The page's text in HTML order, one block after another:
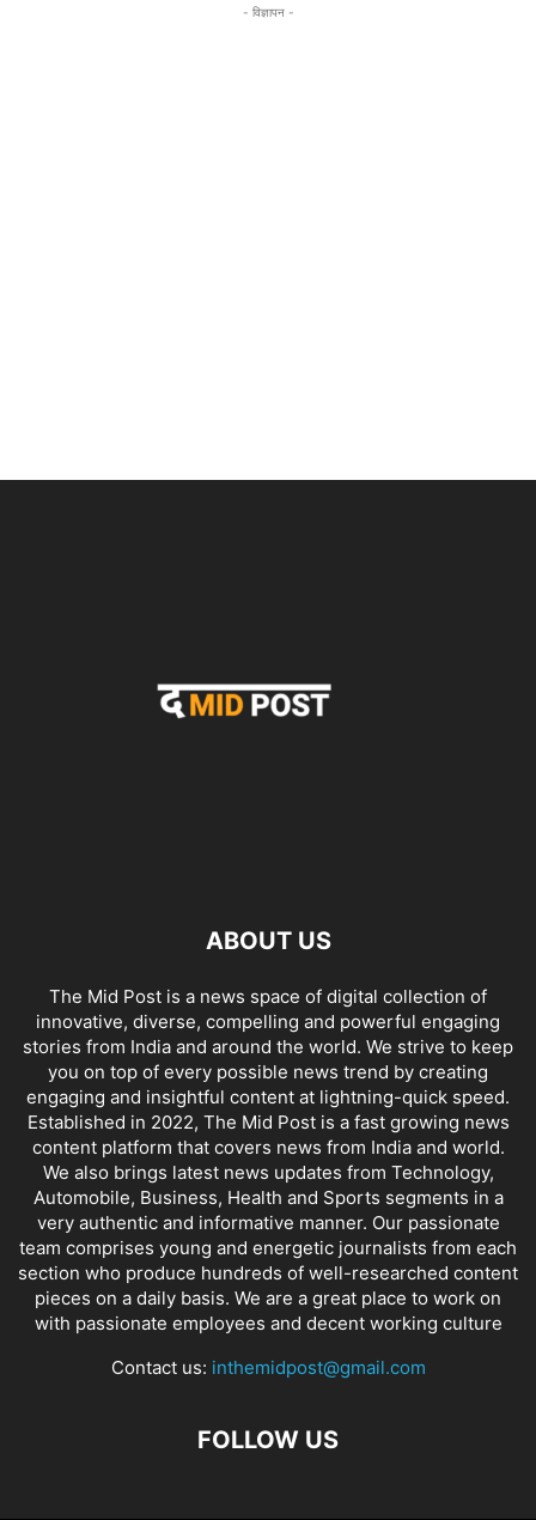
- विज्ञापन -
ABOUT US
The Mid Post is a news space of digital collection of
innovative, diverse, compelling and powerful engaging
stories from India and around the world. We strive to keep
you on top of every possible news trend by creating
engaging and insightful content at lightning-quick speed.
Established in 2022, The Mid Post is a fast growing news
content platform that covers news from India and world.
We also brings latest news updates from Technology,
Automobile, Business, Health and Sports segments in a
very authentic and informative manner. Our passionate
team comprises young and energetic journalists from each
section who produce hundreds of well-researched content
pieces on a daily basis. We are a great place to work on
with passionate employees and decent working culture
Contact us: inthemidpost@gmail.com
FOLLOW US